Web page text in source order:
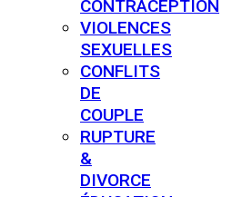
CONTRACEPTION
VIOLENCES
SEXUELLES
CONFLITS
DE
COUPLE
RUPTURE
&
DIVORCE